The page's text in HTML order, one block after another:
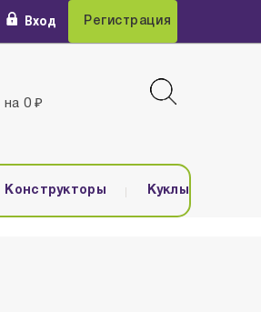
Вход Регистрация
на 0 ₽
Конструкторы Куклы